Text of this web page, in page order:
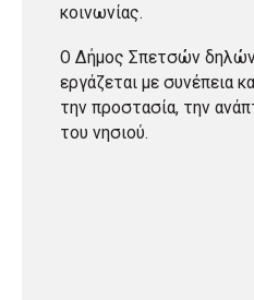
κοινωνίας.
Ο Δήμος Σπετσών
εργάζεται με συνέπεια
την προστασία, την
του νησιού.